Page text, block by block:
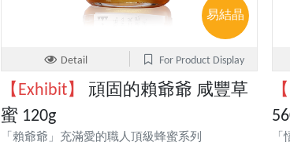
易結晶
Detail For Product Display
【Exhibit】
頑固的賴爺爺 咸豐草
蜜 120g
「賴爺爺」充滿愛的職人頂級蜂蜜系列